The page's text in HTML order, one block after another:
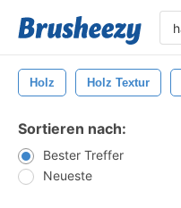
Holz Holz Textur
Sortieren nach:
Bester Treffer
Neueste